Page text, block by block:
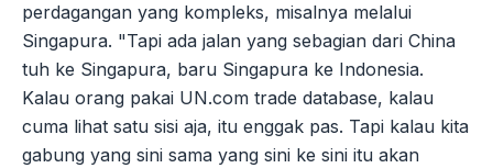
perdagangan yang kompleks, misalnya melalui
Singapura. "Tapi ada jalan yang sebagian dari China
tuh ke Singapura, baru Singapura ke Indonesia.
Kalau orang pakai UN.com trade database, kalau
cuma lihat satu sisi aja, itu enggak pas. Tapi kalau kita
gabung yang sini sama yang sini ke sini itu akan